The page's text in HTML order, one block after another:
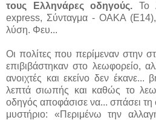
τους Ελληνάρες οδηγούς. Το
express, Σύνταγμα - ΟΑΚΑ (Ε14),
λύση. Φευ...
Οι πολίτες που περίμεναν στην
επιβιβάστηκαν στο λεωφορείο,
ανοιχτές και εκείνο δεν
λεπτά σιωπής και καθώς το
οδηγός αποφάσισε να... σπάσει τη
μυστήριο: «Περιμένω την